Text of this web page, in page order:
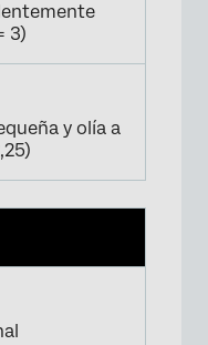
3)
y olía a